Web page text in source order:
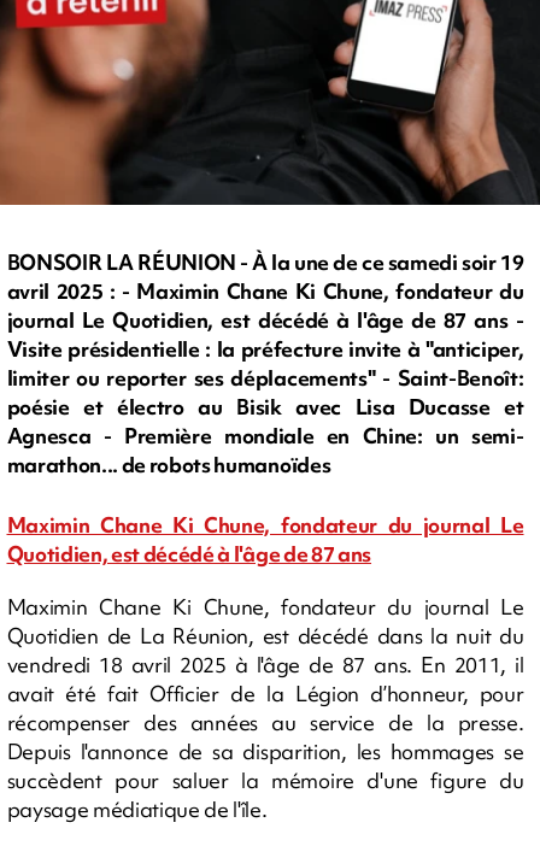
BONSOIR LA RÉUNION - À la une de ce samedi soir 19
avril 2025 : - Maximin Chane Ki Chune, fondateur du
journal Le Quotidien, est décédé à l'âge de 87 ans -
Visite présidentielle : la préfecture invite à "anticiper,
limiter ou reporter ses déplacements" - Saint-Benoît:
poésie et électro au Bisik avec Lisa Ducasse et
Agnesca - Première mondiale en Chine: un semi-
marathon... de robots humanoïdes
Maximin Chane Ki Chune, fondateur du journal Le
Quotidien, est décédé à l'âge de 87 ans
Maximin Chane Ki Chune, fondateur du journal Le
Quotidien de La Réunion, est décédé dans la nuit du
vendredi 18 avril 2025 à l'âge de 87 ans. En 2011, il
avait été fait Officier de la Légion d’honneur, pour
récompenser des années au service de la presse.
Depuis l'annonce de sa disparition, les hommages se
succèdent pour saluer la mémoire d'une figure du
paysage médiatique de l'île.